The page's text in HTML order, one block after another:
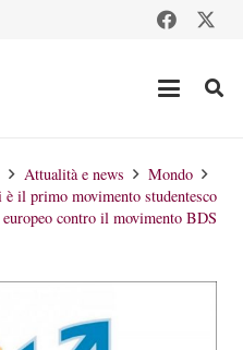
Attualità e news
Mondo
il primo movimento studentesco
europeo contro il movimento BDS